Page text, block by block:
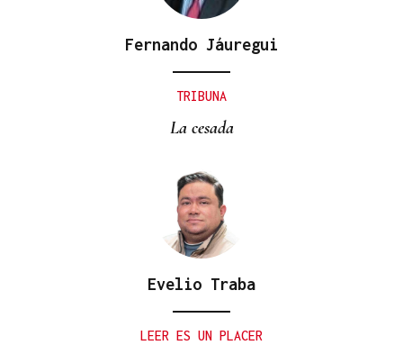
Fernando Jáuregui
TRIBUNA
La cesada
Evelio Traba
LEER ES UN PLACER